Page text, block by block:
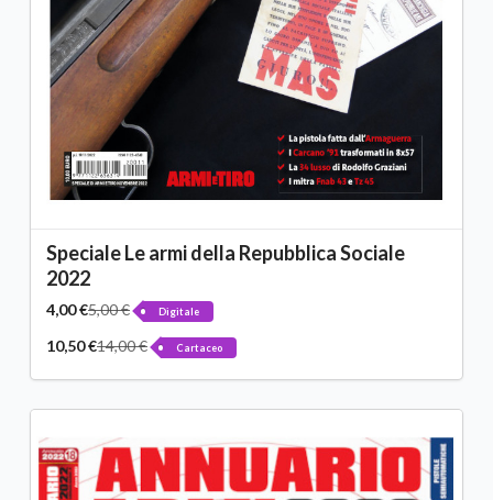
Speciale Le armi della Repubblica Sociale
2022
4,00 €5,00 € Digitale
10,50 €14,00 € Cartaceo